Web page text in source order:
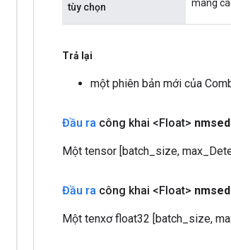
tùy chọn mang
Trả lại
một phiên bản mới của
Đầu ra công khai <Float> nmsed
Một tensor [batch_size,
Đầu ra công khai <Float> nmsed
Một tenxơ float32 [batch_size,